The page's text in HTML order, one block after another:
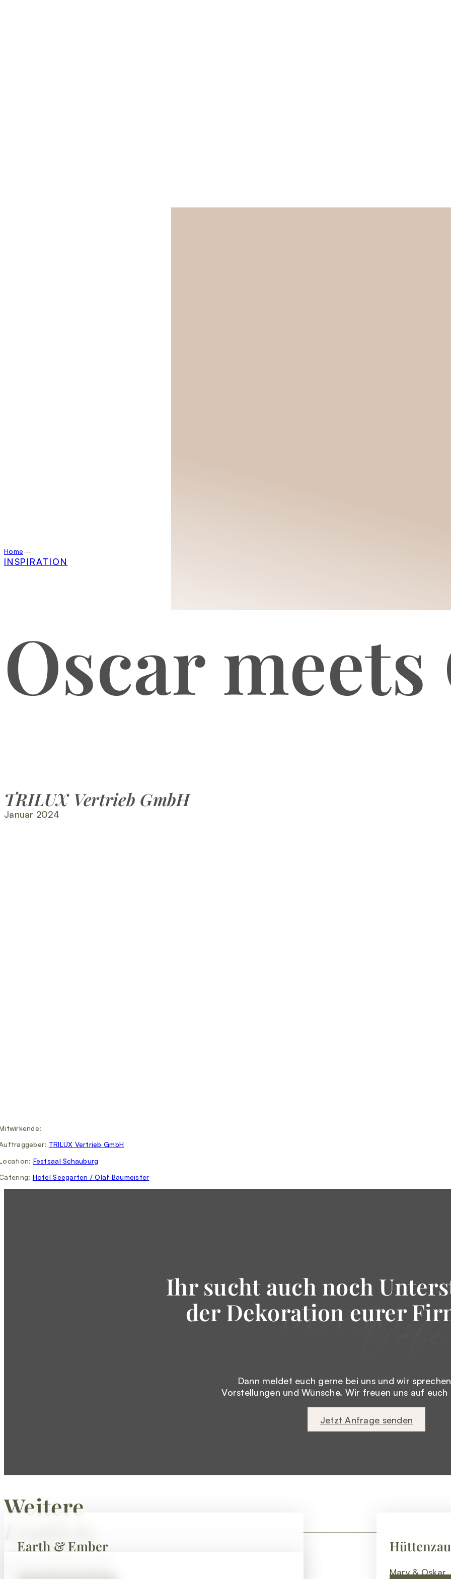
Home
INSPIRATION
Oscar meets
TRILUX Vertrieb GmbH
Januar 2024
TRILUX Vertrieb GmbH
Festsaal Schauburg
Hotel Seegarten / Olaf Baumeister
Ihr sucht auch noch
der Dekoration eurer
Dann meldet euch gerne bei uns und wir
Vorstellungen und Wünsche. Wir freuen uns auf euch
Jetzt Anfrage senden
Weitere
Earth & Ember
Mary & Oskar